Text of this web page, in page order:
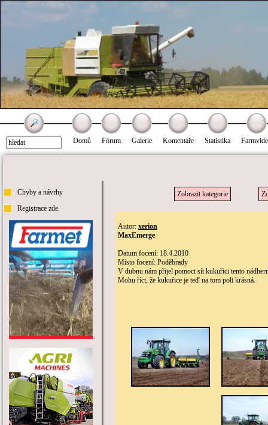
Domů Fórum Galerie Komentáře Statistika
Chyby a návrhy
Registrace zde.
Zobrazit kategorie
Autor: xerion
MaxEmerge
Datum focení: 18.4.2010
Místo focení: Poděbrady
V dubnu nám přijel pomoct sít kukuřici tento
Mohu říct, že kukuřice je teď na tom poli krásná.